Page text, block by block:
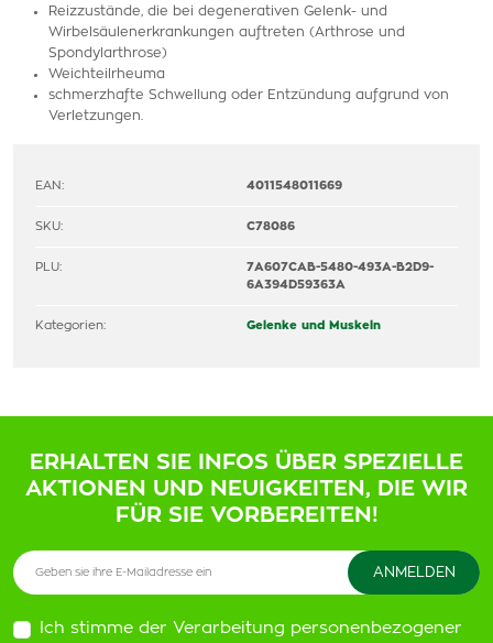
Reizzustände, die bei degenerativen Gelenk- und
Wirbelsäulenerkrankungen auftreten (Arthrose und
Spondylarthrose)
Weichteilrheuma
schmerzhafte Schwellung oder Entzündung aufgrund von
Verletzungen.
EAN: 4011548011669
SKU: C78086
PLU:
7A607CAB-5480-493A-B2D9-
6A394D59363A
Kategorien: Gelenke und Muskeln
ERHALTEN SIE INFOS ÜBER SPEZIELLE
AKTIONEN UND NEUIGKEITEN, DIE WIR
FÜR SIE VORBEREITEN!
Ich stimme der Verarbeitung personenbezogener